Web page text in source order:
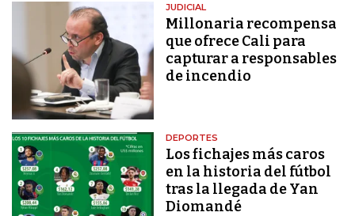
JUDICIAL
Millonaria recompensa
que ofrece Cali para
capturar a responsables
de incendio
DEPORTES
Los fichajes más caros
en la historia del fútbol
tras la llegada de Yan
Diomandé